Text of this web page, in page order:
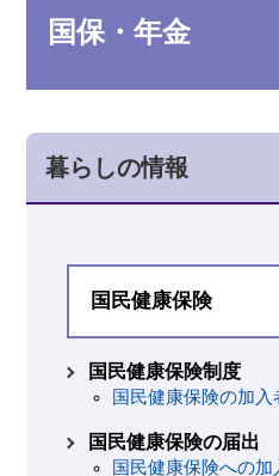
国保・年金
暮らしの情報
国民健康保険
国民健康保険制度
国民健康保険の加入
国民健康保険の届出
国民健康保険への加